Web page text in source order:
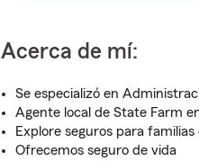
Acerca de mí:
Se especializó en
Agente local de State Farm
Explore seguros para familias
Ofrecemos seguro de vida